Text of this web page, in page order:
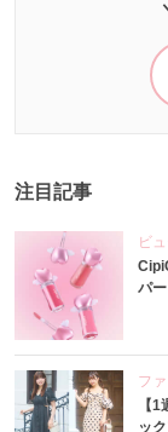
注目記事
ビ
パ
フ
【
ッ